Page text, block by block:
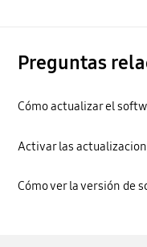
Preguntas
Cómo actualizar el
Activar las
Cómo ver la versión de